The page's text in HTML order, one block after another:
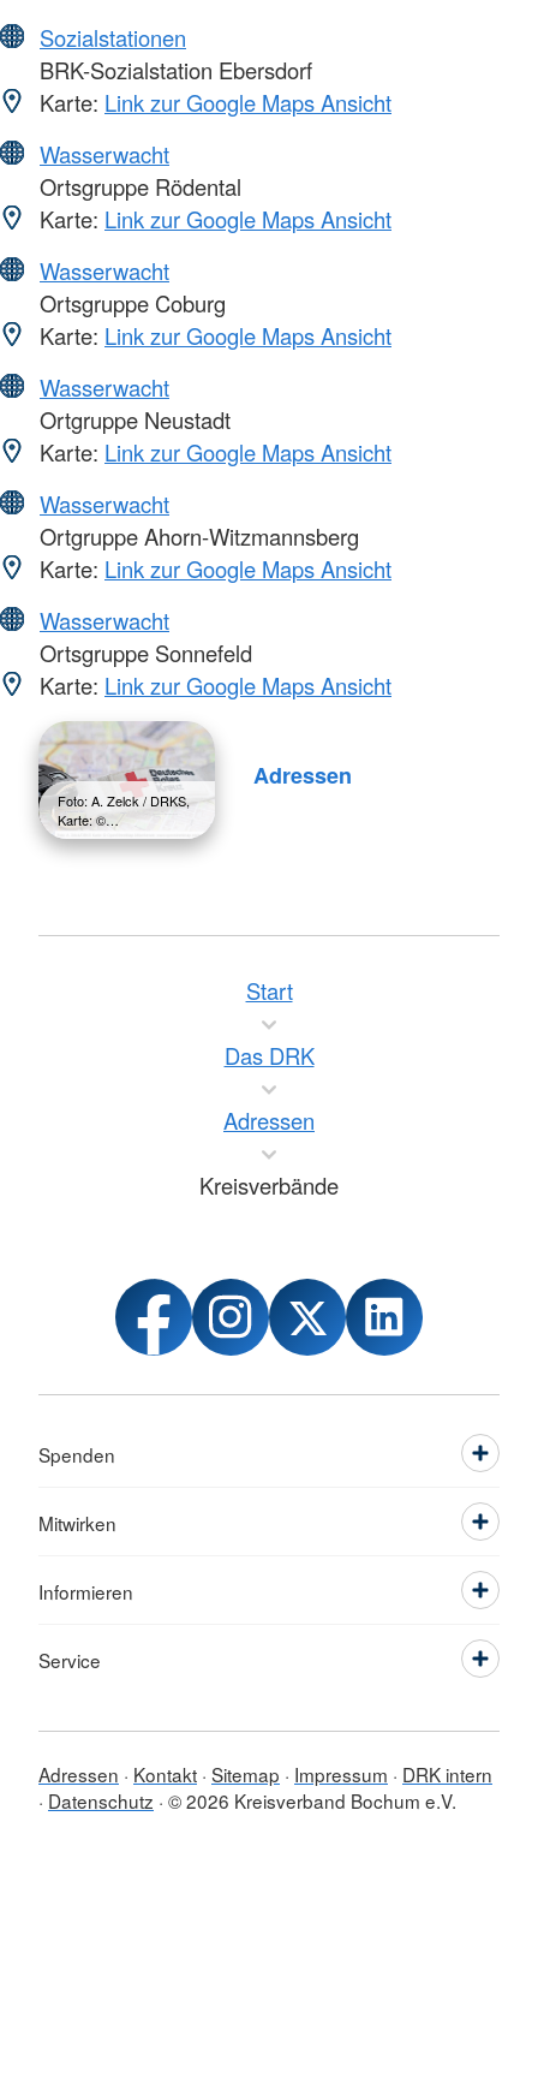
Sozialstationen
BRK-Sozialstation Ebersdorf
Karte: Link zur Google Maps Ansicht
Wasserwacht
Ortsgruppe Rödental
Karte: Link zur Google Maps Ansicht
Wasserwacht
Ortsgruppe Coburg
Karte: Link zur Google Maps Ansicht
Wasserwacht
Ortgruppe Neustadt
Karte: Link zur Google Maps Ansicht
Wasserwacht
Ortgruppe Ahorn-Witzmannsberg
Karte: Link zur Google Maps Ansicht
Wasserwacht
Ortsgruppe Sonnefeld
Karte: Link zur Google Maps Ansicht
Foto: A. Zelck / DRKS,
Karte: ©…
Adressen
Start
Das DRK
Adressen
Kreisverbände
Spenden
Mitwirken
Informieren
Service
Adressen Kontakt Sitemap Impressum
DRK intern
Datenschutz © 2026 Kreisverband Bochum e.V.